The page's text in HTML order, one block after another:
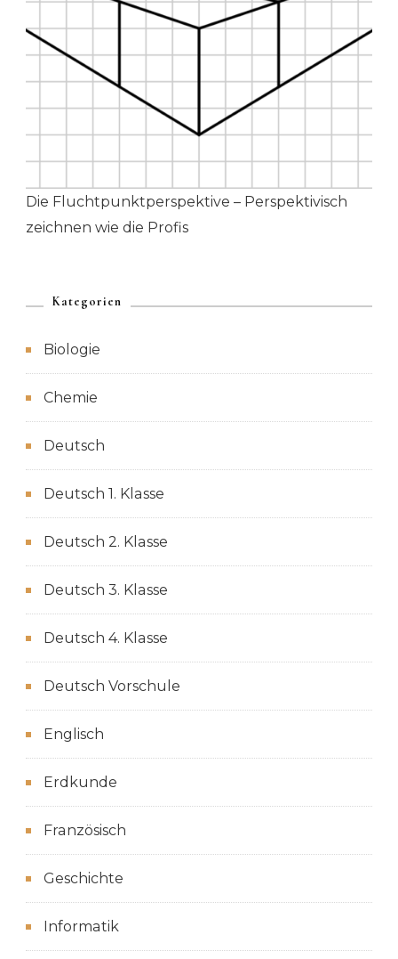
Die Fluchtpunktperspektive – Perspektivisch
zeichnen wie die Profis
Kategorien
Biologie
Chemie
Deutsch
Deutsch 1. Klasse
Deutsch 2. Klasse
Deutsch 3. Klasse
Deutsch 4. Klasse
Deutsch Vorschule
Englisch
Erdkunde
Französisch
Geschichte
Informatik